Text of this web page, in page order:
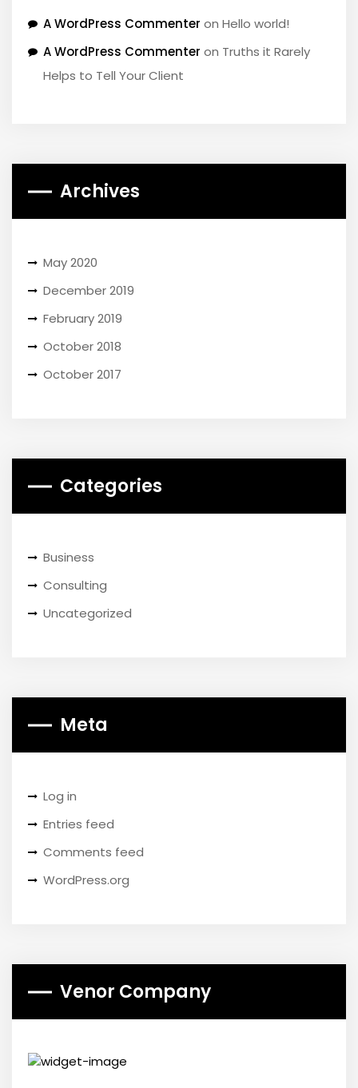
A WordPress Commenter on Hello world!
A WordPress Commenter on Truths it Rarely
Helps to Tell Your Client
Archives
May 2020
December 2019
February 2019
October 2018
October 2017
Categories
Business
Consulting
Uncategorized
Meta
Log in
Entries feed
Comments feed
WordPress.org
Venor Company